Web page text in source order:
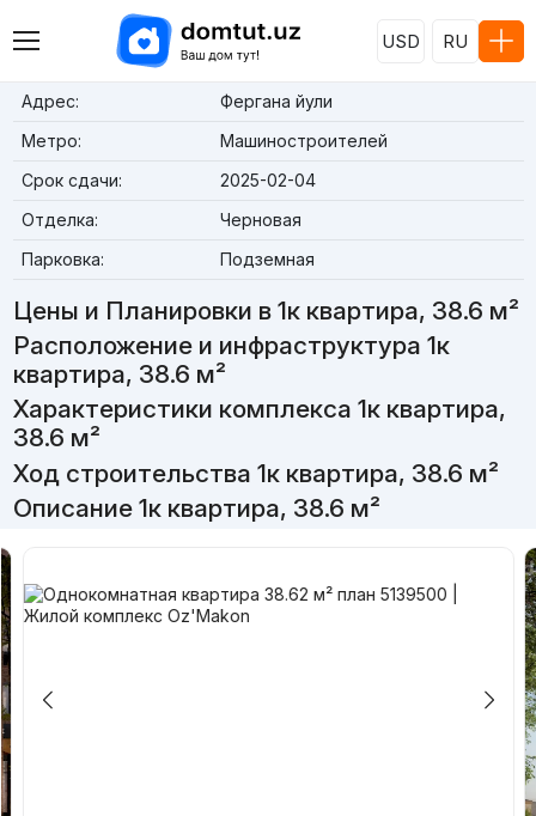
USD RU
Адрес:
Фергана йули
Метро:
Машиностроителей
Срок сдачи:
2025-02-04
Отделка:
Черновая
Парковка:
Подземная
Цены и Планировки в 1к квартира, 38.6 м²
Расположение и инфраструктура 1к
квартира, 38.6 м²
Характеристики комплекса 1к квартира,
38.6 м²
Ход строительства 1к квартира, 38.6 м²
Описание 1к квартира, 38.6 м²